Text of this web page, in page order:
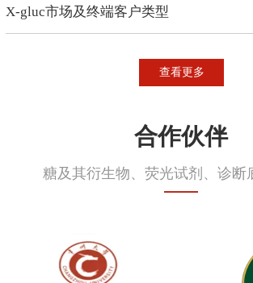
X-gluc市场及终端客户类型
查看更多
合作伙伴
糖及其衍生物、荧光试剂、诊断